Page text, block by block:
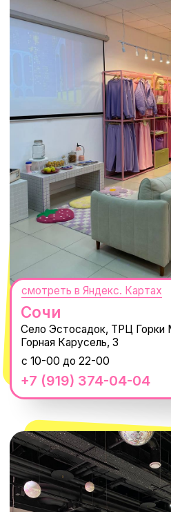
ИП Проворный Алексей Алексеевич
ИНН 667114098580
ОГРНИП 320665800076581
Telegram
8 800 550-06-92
macrocosm_store@mail.ru
Оплата долями
Size guide
Обмен и возврат
Доставка и
ПОКУПАТЕЛЯМ
Вакансии
Реквизиты
Магазины
Наши путешествия
Наши проекты
Новости
Каталог
О КОМПАНИИ
Нажимая "Подписаться", вы соглашаетесь с
Согласием на рассылку
сообщений
ПОДПИСАТЬСЯ
СЕКРЕТНЫЕ ПРОМОКОДЫ,
НА МЕРОПРИЯТИЯ И АНОНСЫ
РАНЬШЕ ВСЕХ
@MACROCOSM_STORE
MACROCOSM
300'000+ подписчиков
14'000+ подписчиков в нашем Telegram-
Оферта
Пользовательское соглашение
Политика обработки персональных
данных